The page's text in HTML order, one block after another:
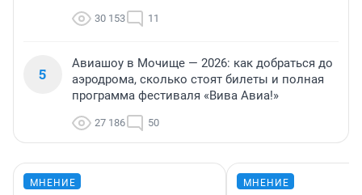
30 153 11
5
Авиашоу в Мочище — 2026: как добраться до
аэродрома, сколько стоят билеты и полная
программа фестиваля «Вива Авиа!»
27 186 50
МНЕНИЕ МНЕНИЕ